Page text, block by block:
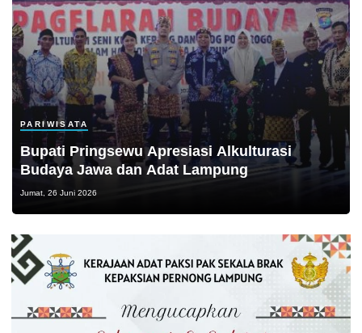
PARIWISATA
Bupati Pringsewu Apresiasi Alkulturasi
Budaya Jawa dan Adat Lampung
Jumat, 26 Juni 2026